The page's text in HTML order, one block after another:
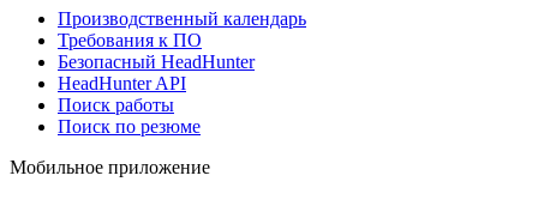
Производственный календарь
Требования к ПО
Безопасный HeadHunter
HeadHunter API
Поиск работы
Поиск по резюме
Мобильное приложение